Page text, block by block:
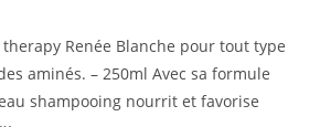
Renée Blanche pour tout type
aminés. – 250ml Avec sa formule
shampooing nourrit et favorise